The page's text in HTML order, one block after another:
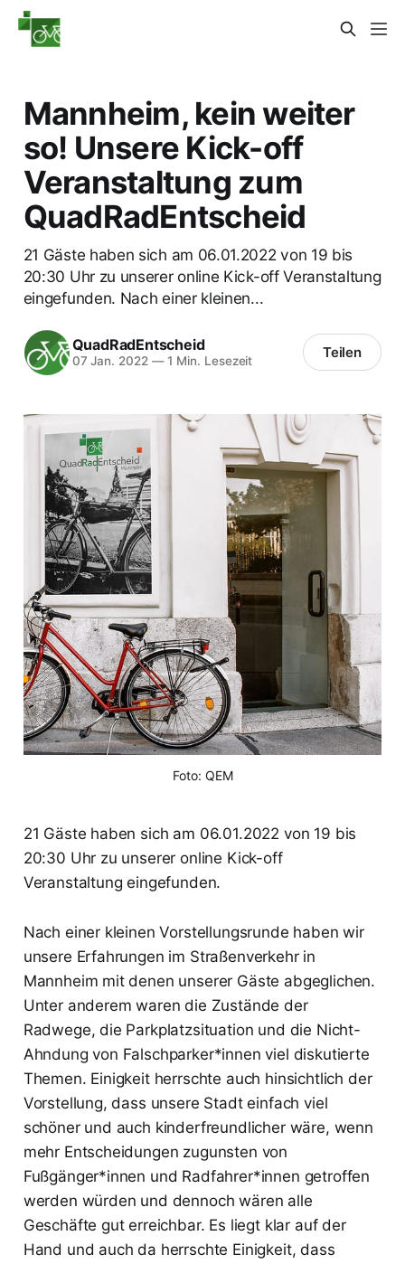
Mannheim, kein weiter
so! Unsere Kick-off
Veranstaltung zum
QuadRadEntscheid
21 Gäste haben sich am 06.01.2022 von 19 bis
20:30 Uhr zu unserer online Kick-off Veranstaltung
eingefunden. Nach einer kleinen...
QuadRadEntscheid
07 Jan. 2022 —1 Min. Lesezeit Teilen
Foto: QEM
21 Gäste haben sich am 06.01.2022 von 19 bis
20:30 Uhr zu unserer online Kick-off
Veranstaltung eingefunden.
Nach einer kleinen Vorstellungsrunde haben wir
unsere Erfahrungen im Straßenverkehr in
Mannheim mit denen unserer Gäste abgeglichen.
Unter anderem waren die Zustände der
Radwege, die Parkplatzsituation und die Nicht-
Ahndung von Falschparker*innen viel diskutierte
Themen. Einigkeit herrschte auch hinsichtlich der
Vorstellung, dass unsere Stadt einfach viel
schöner und auch kinderfreundlicher wäre, wenn
mehr Entscheidungen zugunsten von
Fußgänger*innen und Radfahrer*innen getroffen
werden würden und dennoch wären alle
Geschäfte gut erreichbar. Es liegt klar auf der
Hand und auch da herrschte Einigkeit, dass